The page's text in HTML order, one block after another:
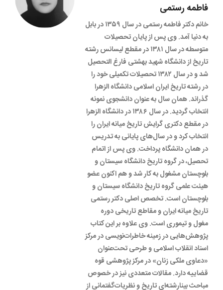
فاطمه رستمی
خانم دکتر فاطمه رستمی در سال ۱۳۵۹ در بابل
به دنیا آمد. وی پس از پایان تحصیلات
متوسطه در سال ۱۳۸۱ در مقطع لیسانس رشته
تاریخ از دانشگاه شهید بهشتی فارغ التحصیل
شد و‌ در سال ۱۳۸۲ تحصیلات تکمیلی خود را
در رشته تاریخ ایران اسلامی دانشگاه الزهرا
گذراند. همان سال به عنوان دانشجوی نمونه
انتخاب گردید. در سال ۱۳۸۶ در دانشگاه الزهرا
در مقطع دکتری گرایش تاریخ میانه ایران را
انتخاب کرد و در سال‌های پایانی به تدریس
در همان دانشگاه پرداخت. وی پس از اتمام
تحصیل، در گروه تاریخ دانشگاه سیستان و
بلوچستان مشغول به کار شد و هم اکنون عضو
هیئت علمی گروه تاریخ دانشگاه سیستان و‌
بلوچستان است. تخصص اصلی دکتر رستمی
تاریخ میانه ایران و‌ مقاطع تاریخی دوره
مغول و تیموری است. وی علاوه بر این کتاب
پژوهش‌هایی در زمینه خاطرات‌نویسی در مرکز
اسناد انقلاب اسلامی و طرحی تحت‌عنوان
«دعاوی ملکی زنان» در مرکز پژوهشی قوه
قضاییه دارد. مقالات متعددی نیز در خصوص
مباحث بینارشته‌ای تاریخ و نظریات‌گفتمانی از